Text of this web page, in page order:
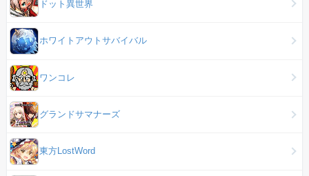
ドット異世界
ホワイトアウトサバイバル
ワンコレ
グランドサマナーズ
東方LostWord